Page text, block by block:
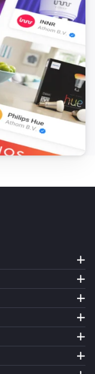
02)
02P)
02P)
02P)